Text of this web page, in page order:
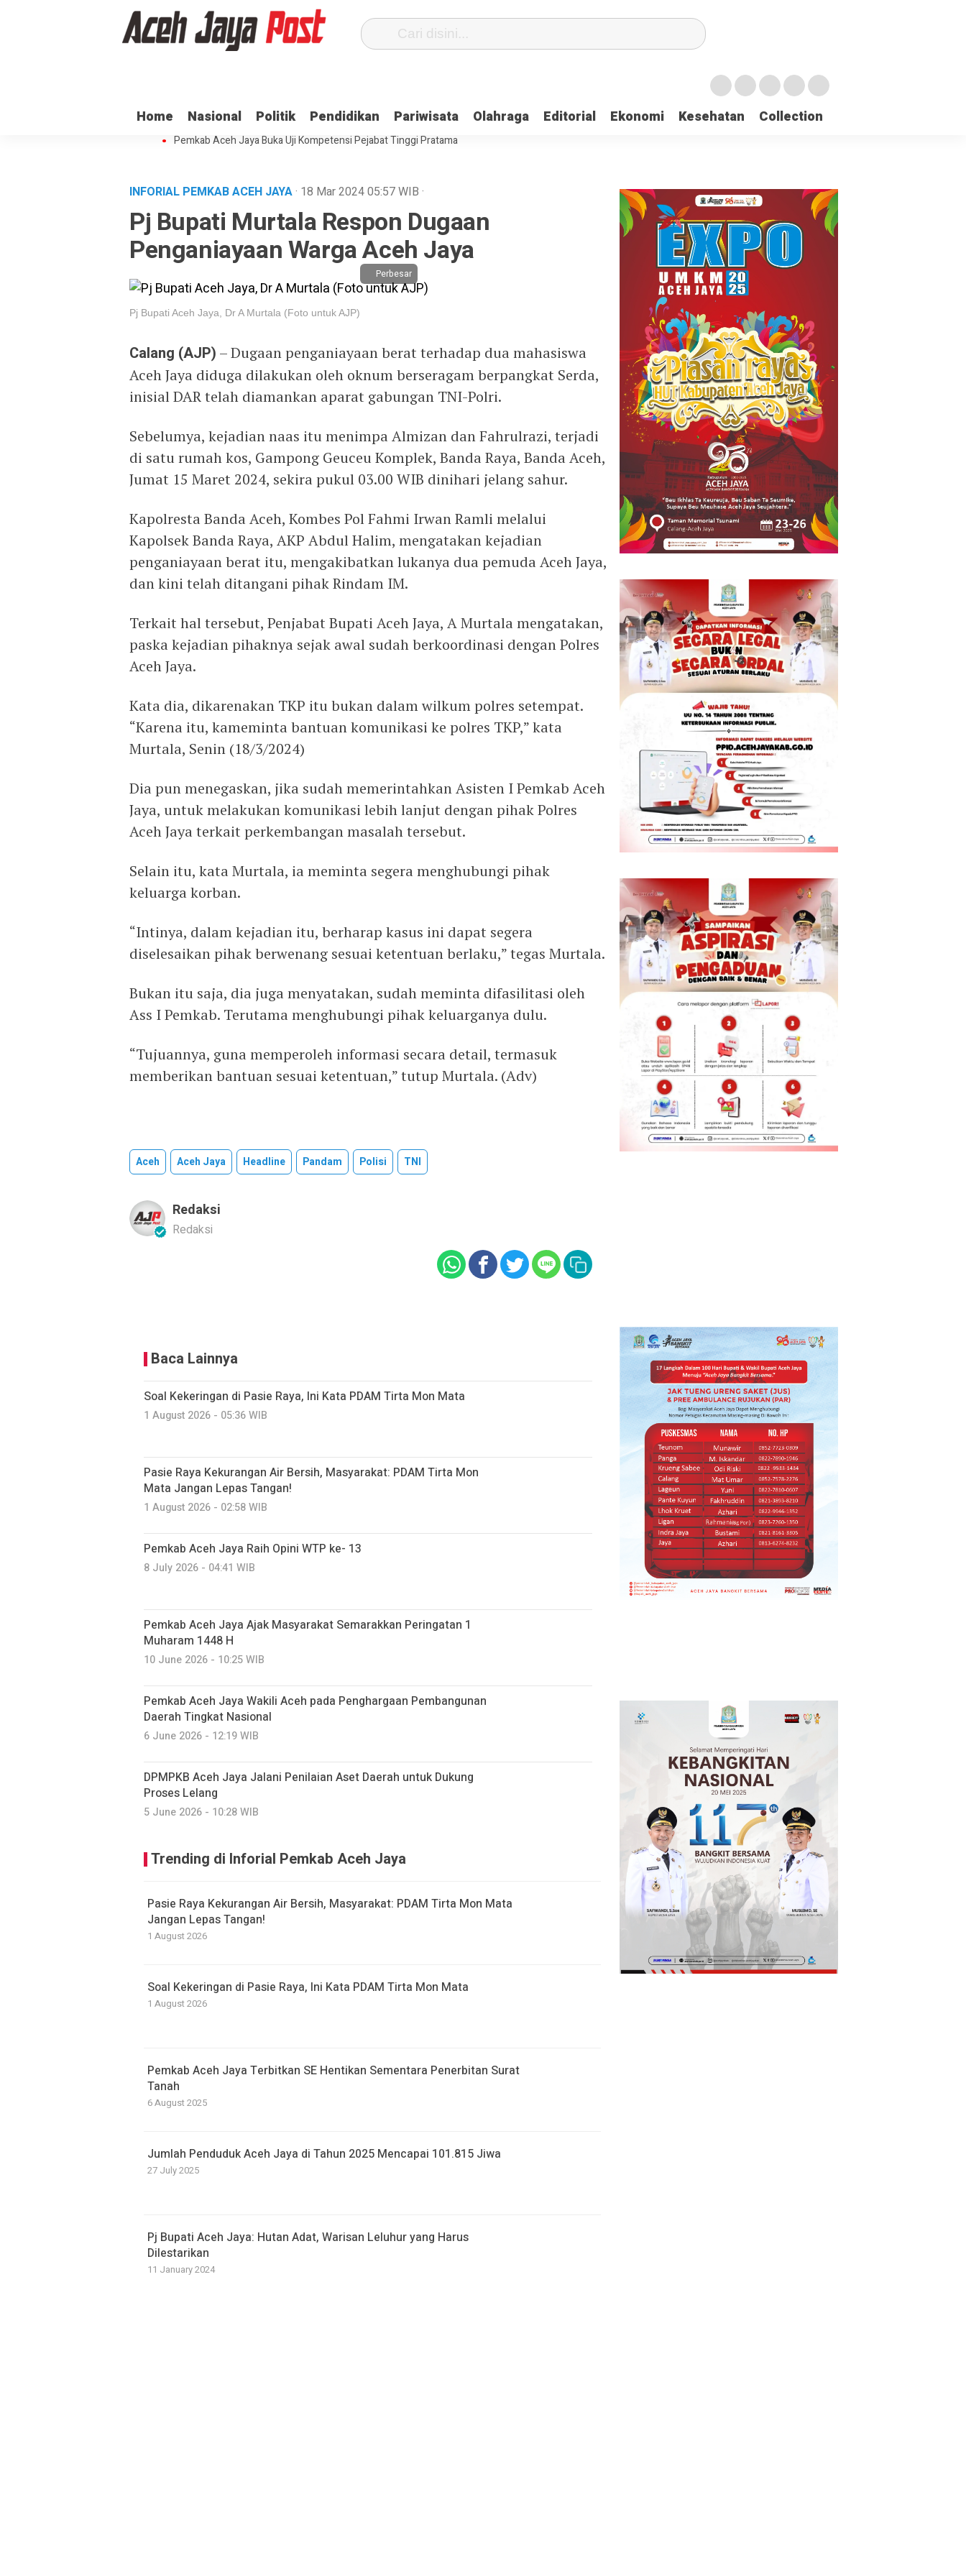
Home Nasional Politik Pendidikan Pariwisata Olahraga Editorial Ekonomi Kesehatan Collection
Ratusan ASN di Aceh Jaya Belum Terima Gaji
Ulama dan Pj Bupati Aceh Jaya Bahas Penguatan Kemandirian Dayah
Dua Oknum Anggota Polda Aceh Ditangkap, Ini Kasusnya
Saat Proses Sortir, Panwaslih Aceh Jaya Temukan 137 Surat Suara Rusak
Pemkab Aceh Jaya Buka Uji Kompetensi Pejabat Tinggi Pratama
INFORIAL PEMKAB ACEH JAYA· 18 Mar 202405:57WIB ·
Pj Bupati Murtala Respon Dugaan
Penganiayaan Warga Aceh Jaya
Perbesar
Pj Bupati Aceh Jaya, Dr A Murtala (Foto untuk AJP)
Calang (AJP) – Dugaan penganiayaan berat terhadap dua mahasiswa
Aceh Jaya diduga dilakukan oleh oknum berseragam berpangkat Serda,
inisial DAR telah diamankan aparat gabungan TNI-Polri.
Sebelumya, kejadian naas itu menimpa Almizan dan Fahrulrazi, terjadi
di satu rumah kos, Gampong Geuceu Komplek, Banda Raya, Banda Aceh,
Jumat 15 Maret 2024, sekira pukul 03.00 WIB dinihari jelang sahur.
Kapolresta Banda Aceh, Kombes Pol Fahmi Irwan Ramli melalui
Kapolsek Banda Raya, AKP Abdul Halim, mengatakan kejadian
penganiayaan berat itu, mengakibatkan lukanya dua pemuda Aceh Jaya,
dan kini telah ditangani pihak Rindam IM.
Terkait hal tersebut, Penjabat Bupati Aceh Jaya, A Murtala mengatakan,
paska kejadian pihaknya sejak awal sudah berkoordinasi dengan Polres
Aceh Jaya.
Kata dia, dikarenakan TKP itu bukan dalam wilkum polres setempat.
“Karena itu, kameminta bantuan komunikasi ke polres TKP,” kata
Murtala, Senin (18/3/2024)
Dia pun menegaskan, jika sudah memerintahkan Asisten I Pemkab Aceh
Jaya, untuk melakukan komunikasi lebih lanjut dengan pihak Polres
Aceh Jaya terkait perkembangan masalah tersebut.
Selain itu, kata Murtala, ia meminta segera menghubungi pihak
keluarga korban.
“Intinya, dalam kejadian itu, berharap kasus ini dapat segera
diselesaikan pihak berwenang sesuai ketentuan berlaku,” tegas Murtala.
Bukan itu saja, dia juga menyatakan, sudah meminta difasilitasi oleh
Ass I Pemkab. Terutama menghubungi pihak keluarganya dulu.
“Tujuannya, guna memperoleh informasi secara detail, termasuk
memberikan bantuan sesuai ketentuan,” tutup Murtala. (Adv)
Aceh Aceh Jaya Headline Pandam Polisi TNI
Redaksi
Redaksi
Baca Lainnya
Soal Kekeringan di Pasie Raya, Ini Kata PDAM Tirta Mon Mata
1 August 2026 - 05:36 WIB
Pasie Raya Kekurangan Air Bersih, Masyarakat: PDAM Tirta Mon
Mata Jangan Lepas Tangan!
1 August 2026 - 02:58 WIB
Pemkab Aceh Jaya Raih Opini WTP ke- 13
8 July 2026 - 04:41 WIB
Pemkab Aceh Jaya Ajak Masyarakat Semarakkan Peringatan 1
Muharam 1448 H
10 June 2026 - 10:25 WIB
Pemkab Aceh Jaya Wakili Aceh pada Penghargaan Pembangunan
Daerah Tingkat Nasional
6 June 2026 - 12:19 WIB
DPMPKB Aceh Jaya Jalani Penilaian Aset Daerah untuk Dukung
Proses Lelang
5 June 2026 - 10:28 WIB
Trending di Inforial Pemkab Aceh Jaya
Pasie Raya Kekurangan Air Bersih, Masyarakat: PDAM Tirta Mon Mata
Jangan Lepas Tangan!
1 August 2026
Soal Kekeringan di Pasie Raya, Ini Kata PDAM Tirta Mon Mata
1 August 2026
Pemkab Aceh Jaya Terbitkan SE Hentikan Sementara Penerbitan Surat
Tanah
6 August 2025
Jumlah Penduduk Aceh Jaya di Tahun 2025 Mencapai 101.815 Jiwa
27 July 2025
Pj Bupati Aceh Jaya: Hutan Adat, Warisan Leluhur yang Harus
Dilestarikan
11 January 2024